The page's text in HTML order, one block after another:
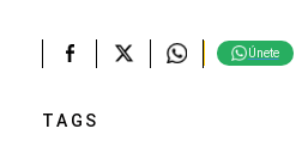
Únete
TAGS